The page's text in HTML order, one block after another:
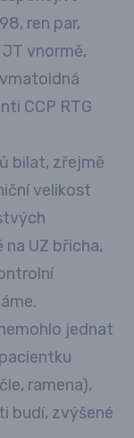
ren par,
vnormě,
CCP RTG
bilat, zřejmě
velikost
UZ břicha,
jednat
ramena),
budí, zvýšené